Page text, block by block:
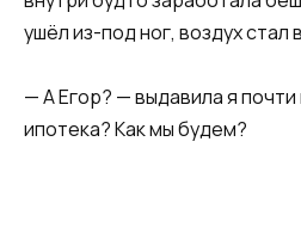
ушёл из-под ног, воздух стал
— А Егор? — выдавила я
ипотека? Как мы будем?